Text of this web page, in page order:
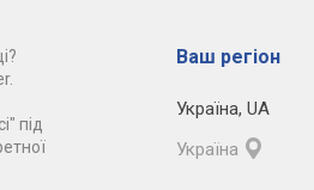
під
Ваш регіон
Україна, UA
Україна